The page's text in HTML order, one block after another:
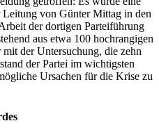
Leitung von Günter Mittag in den
der dortigen Parteiführung
aus etwa 100 hochrangigen
der Untersuchung, die zehn
der Partei im wichtigsten
Ursachen für die Krise zu